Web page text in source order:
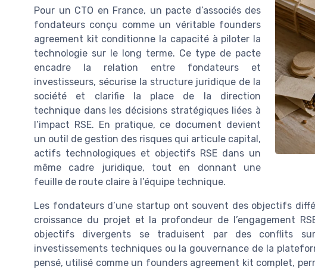
Pour un CTO en France, un pacte d’associés des
fondateurs conçu comme un véritable founders
agreement kit conditionne la capacité à piloter la
technologie sur le long terme. Ce type de pacte
encadre la relation entre fondateurs et
investisseurs, sécurise la structure juridique de la
société et clarifie la place de la direction
technique dans les décisions stratégiques liées à
l’impact RSE. En pratique, ce document devient
un outil de gestion des risques qui articule capital,
actifs technologiques et objectifs RSE dans un
même cadre juridique, tout en donnant une
feuille de route claire à l’équipe technique.
Les fondateurs d’une startup ont souvent des objectifs
croissance du projet et la profondeur de l’engagement
objectifs divergents se traduisent par des conflits
investissements techniques ou la gouvernance de la
pensé, utilisé comme un founders agreement kit complet,